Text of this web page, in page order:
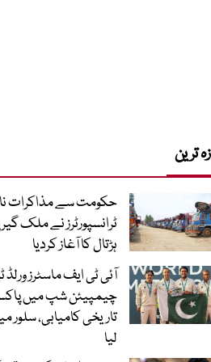
ترین
حکومت سے مذاکرات
ٹرانسپورٹرز نے ملک
ہڑتال کا آغاز کردیا
آئی ٹی ایف ماسٹرز ورلڈ
چیمپیئن شپ میں
تاریخی کامیابی،
لیا